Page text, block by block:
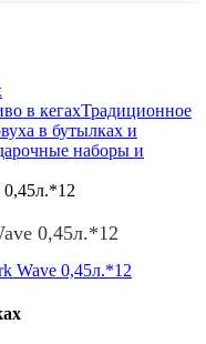
в кегахТрадиционное
в бутылках и
наборы и
0,45л.*12
0,45л.*12